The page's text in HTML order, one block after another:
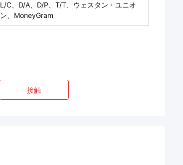
L/C、D/A、D/P、T/T、ウェスタン・ユニオ
ン、MoneyGram
接触